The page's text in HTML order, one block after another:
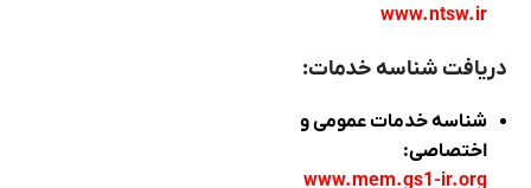
www.ntsw.ir
دریافت شناسه خدمات:
شناسه خدمات عمومی و
اختصاصی:
www.mem.gs1-ir.org